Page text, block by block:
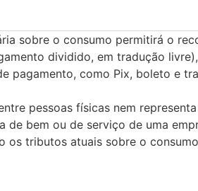
sobre o consumo permitirá o
dividido, em tradução
pagamento, como Pix, boleto e
pessoas físicas nem
bem ou de serviço de uma
os tributos atuais sobre o